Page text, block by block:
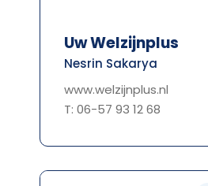
Uw Welzijnplus
Nesrin Sakarya
www.welzijnplus.nl
T: 06-57 93 12 68